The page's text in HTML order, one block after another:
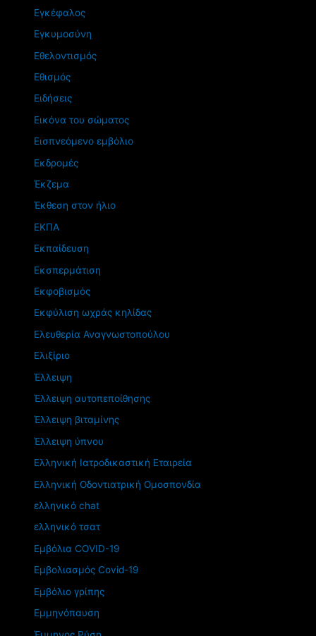
Εγκέφαλος
Εγκυμοσύνη
Εθελοντισμός
Εθισμός
Ειδήσεις
Εικόνα του σώματος
Εισπνεόμενο εμβόλιο
Εκδρομές
Έκζεμα
Έκθεση στον ήλιο
ΕΚΠΑ
Εκπαίδευση
Εκσπερμάτιση
Εκφοβισμός
Εκφύλιση ωχράς κηλίδας
Ελευθερία Αναγνωστοπούλου
Ελιξίριο
Έλλειψη
Έλλειψη αυτοπεποίθησης
Έλλειψη βιταμίνης
Έλλειψη ύπνου
Ελληνική Ιατροδικαστική Εταιρεία
Ελληνική Οδοντιατρική Ομοσπονδία
ελληνικό chat
ελληνικό τσατ
Εμβόλια COVID-19
Εμβολιασμός Covid-19
Εμβόλιο γρίπης
Εμμηνόπαυση